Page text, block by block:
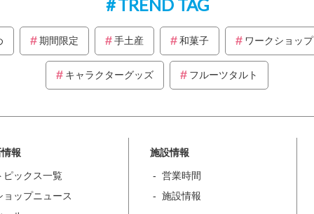
TREND TAG
期間限定 手土産 和菓子 ワークショップ
キャラクターグッズ フルーツタルト
報
ピックス一覧
ョップニュース
施設情報
営業時間
施設情報